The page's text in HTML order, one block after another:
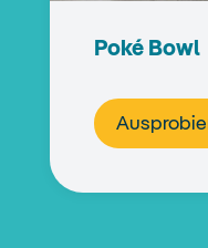
Poké Bowl